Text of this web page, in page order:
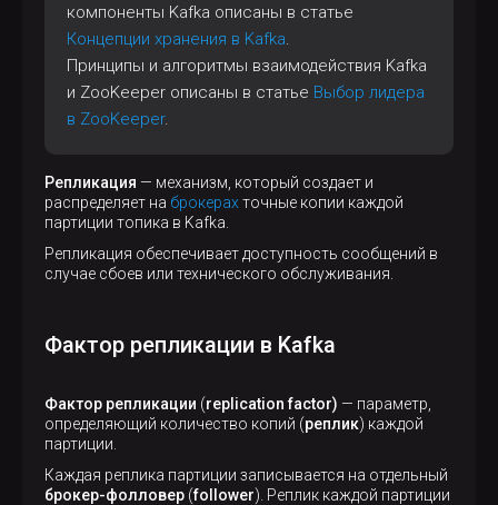
компоненты Kafka описаны в статье
Концепции хранения в Kafka.
Принципы и алгоритмы взаимодействия Kafka
и ZooKeeper описаны в статье Выбор лидера
в ZooKeeper.
Репликация — механизм, который создает и
распределяет на брокерах точные копии каждой
партиции топика в Kafka.
Репликация обеспечивает доступность сообщений в
случае сбоев или технического обслуживания.
Фактор репликации в Kafka
Фактор репликации (replication factor) — параметр,
определяющий количество копий (реплик) каждой
партиции.
Каждая реплика партиции записывается на отдельный
брокер-фолловер (follower). Реплик каждой партиции